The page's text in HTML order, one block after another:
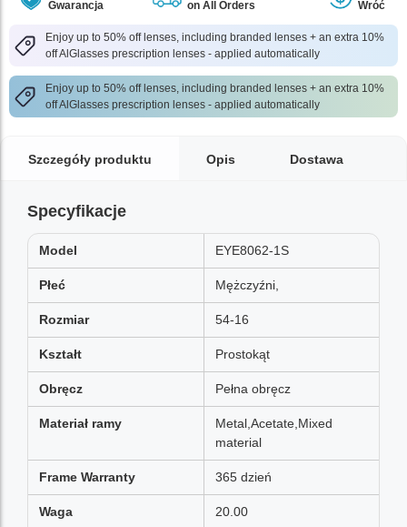
Gwarancja
on All Orders
Wróć
Enjoy up to 50% off lenses, including branded lenses + an extra 10%
off AlGlasses prescription lenses - applied automatically
Enjoy up to 50% off lenses, including branded lenses + an extra 10%
off AlGlasses prescription lenses - applied automatically
Szczegóły produktu Opis Dostawa
Specyfikacje
Model EYE8062-1S
Płeć Mężczyźni,
Rozmiar 54-16
Kształt Prostokąt
Obręcz Pełna obręcz
Materiał ramy
Metal,Acetate,Mixed
material
Frame Warranty 365 dzień
Waga 20.00